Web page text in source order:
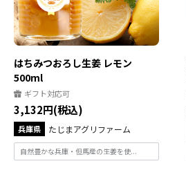
はちみつおろし生姜 レモン
500ml
ギフト対応可
3,132円(税込)
兵庫県 たじまアグリファーム
自然豊かな兵庫・但馬産の生姜を使...